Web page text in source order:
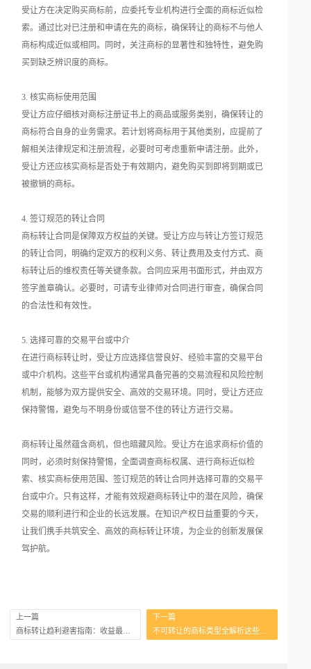
受让方在决定购买商标前，应委托专业机构进行全面的商标近似检
索。通过比对已注册和申请在先的商标，确保转让的商标不与他人
商标构成近似或相同。同时，关注商标的显著性和独特性，避免购
买到缺乏辨识度的商标。
3. 核实商标使用范围
受让方应仔细核对商标注册证书上的商品或服务类别，确保转让的
商标符合自身的业务需求。若计划将商标用于其他类别，应提前了
解相关法律规定和注册流程，必要时可考虑重新申请注册。此外，
受让方还应核实商标是否处于有效期内，避免购买到即将到期或已
被撤销的商标。
4. 签订规范的转让合同
商标转让合同是保障双方权益的关键。受让方应与转让方签订规范
的转让合同，明确约定双方的权利义务、转让费用及支付方式、商
标转让后的维权责任等关键条款。合同应采用书面形式，并由双方
签字盖章确认。必要时，可请专业律师对合同进行审查，确保合同
的合法性和有效性。
5. 选择可靠的交易平台或中介
在进行商标转让时，受让方应选择信誉良好、经验丰富的交易平台
或中介机构。这些平台或机构通常具备完善的交易流程和风险控制
机制，能够为双方提供安全、高效的交易环境。同时，受让方还应
保持警惕，避免与不明身份或信誉不佳的转让方进行交易。
商标转让虽然蕴含商机，但也暗藏风险。受让方在追求商标价值的
同时，必须时刻保持警惕，全面调查商标权属、进行商标近似检
索、核实商标使用范围、签订规范的转让合同并选择可靠的交易平
台或中介。只有这样，才能有效规避商标转让中的潜在风险，确保
交易的顺利进行和企业的长远发展。在知识产权日益重要的今天，
让我们携手共筑安全、高效的商标转让环境，为企业的创新发展保
驾护航。
上一篇
下一篇
不可转让的商标类型全解析这些情形交易无效